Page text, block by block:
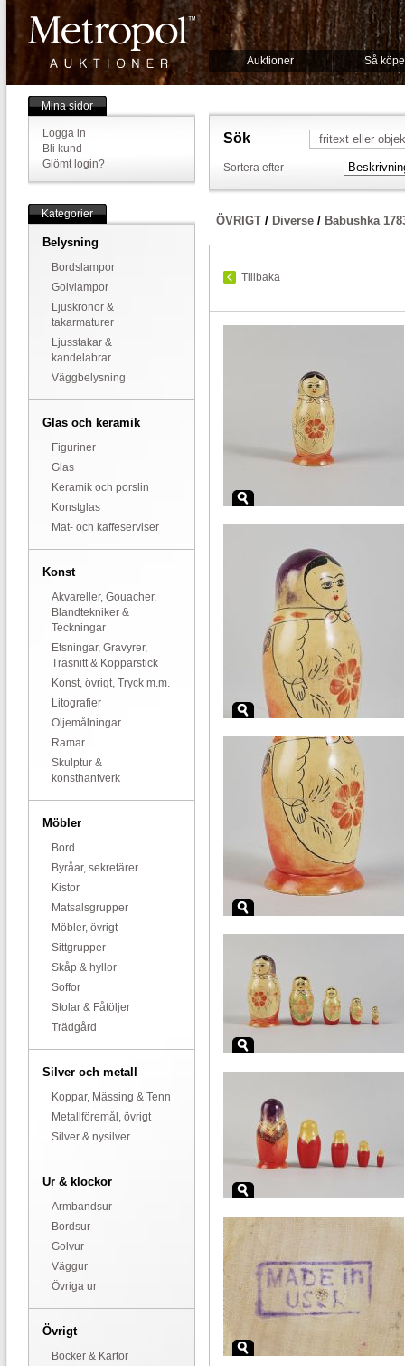
Auktioner Så
Mina sidor
Logga in
Bli kund
Glömt login?
Kategorier
Belysning
Bordslampor
Golvlampor
Ljuskronor &
takarmaturer
Ljusstakar &
kandelabrar
Väggbelysning
Glas och keramik
Figuriner
Glas
Keramik och porslin
Konstglas
Mat- och kaffeserviser
Konst
Akvareller, Gouacher,
Blandtekniker &
Teckningar
Etsningar, Gravyrer,
Träsnitt & Kopparstick
Konst, övrigt, Tryck m.m.
Litografier
Oljemålningar
Ramar
Skulptur &
konsthantverk
Möbler
Bord
Byråar, sekretärer
Kistor
Matsalsgrupper
Möbler, övrigt
Sittgrupper
Skåp & hyllor
Soffor
Stolar & Fåtöljer
Trädgård
Silver och metall
Koppar, Mässing & Tenn
Metallföremål, övrigt
Silver & nysilver
Ur & klockor
Armbandsur
Bordsur
Golvur
Väggur
Övriga ur
Övrigt
Böcker & Kartor
Sök
Sortera efter
ÖVRIGT / Diverse / Babushka
Tillbaka